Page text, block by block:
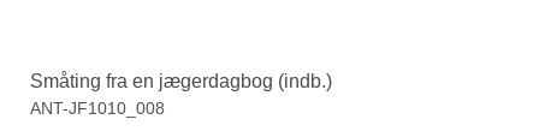
Småting fra en jægerdagbog (indb.)
ANT-JF1010_008